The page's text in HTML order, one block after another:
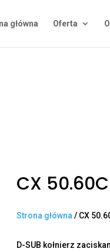
główna Oferta
CX
Strona główna / CX
D-SUB kołnierz